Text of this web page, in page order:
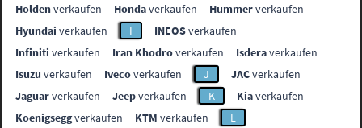
Holdenverkaufen Hondaverkaufen Hummerverkaufen
Hyundai verkaufen I INEOSverkaufen
Infiniti verkaufen Iran Khodroverkaufen Isderaverkaufen
Isuzu verkaufen Ivecoverkaufen J JACverkaufen
Jaguarverkaufen Jeepverkaufen K Kiaverkaufen
Koenigseggverkaufen KTM verkaufen
L